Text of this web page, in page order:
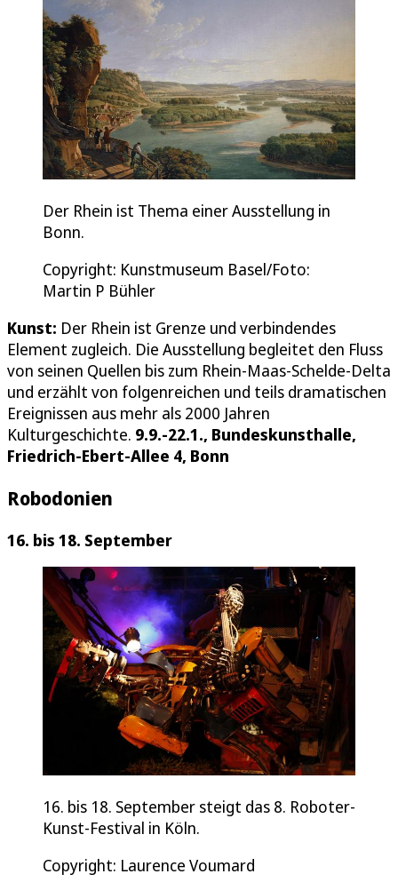
Der Rhein ist Thema einer Ausstellung in
Bonn.
Copyright: Kunstmuseum Basel/Foto:
Martin P Bühler
Kunst: Der Rhein ist Grenze und verbindendes
Element zugleich. Die Ausstellung begleitet den Fluss
von seinen Quellen bis zum Rhein-Maas-Schelde-Delta
und erzählt von folgenreichen und teils dramatischen
Ereignissen aus mehr als 2000 Jahren
Kulturgeschichte. 9.9.-22.1., Bundeskunsthalle,
Friedrich-Ebert-Allee 4, Bonn
Robodonien
16. bis 18. September
16. bis 18. September steigt das 8. Roboter-
Kunst-Festival in Köln.
Copyright: Laurence Voumard